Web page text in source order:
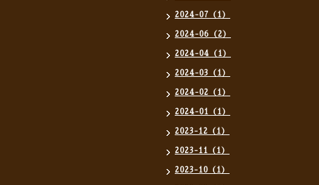
2024-07（1）
2024-06（2）
2024-04（1）
2024-03（1）
2024-02（1）
2024-01（1）
2023-12（1）
2023-11（1）
2023-10（1）